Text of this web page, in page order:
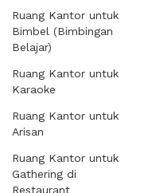
Ruang Kantor untuk
Bimbel (Bimbingan
Belajar)
Ruang Kantor untuk
Karaoke
Ruang Kantor untuk
Arisan
Ruang Kantor untuk
Gathering di
Restaurant